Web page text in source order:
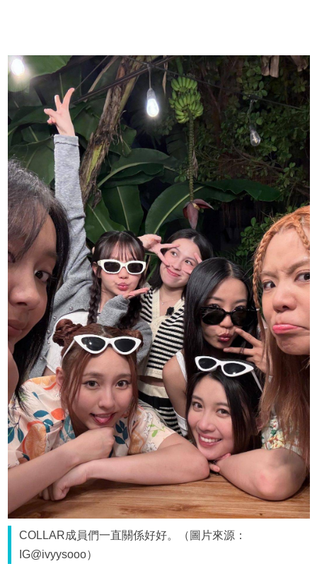
COLLAR成員們一直關係好好。（圖片來源：
IG@ivyysooo）